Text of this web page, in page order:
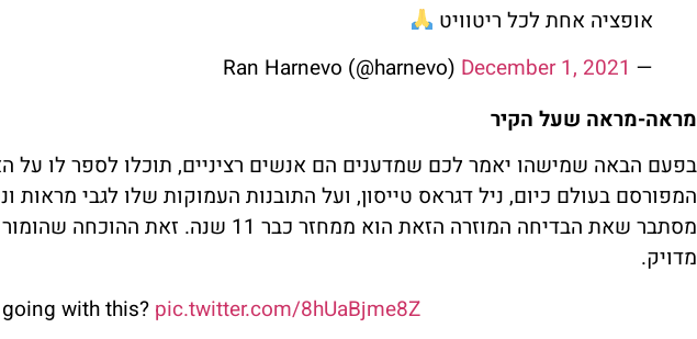
אופציה אחת לכל ריטוויט
— Ran Harnevo (@harnevo)
December 1, 2021
מראה-מראה שעל הקיר
בפעם הבאה שמישהו יאמר לכם שמדענים הם אנשים רציניים, תוכלו לספר לו על
המפורסם בעולם כיום, ניל דגראס טייסון, ועל התובנות העמוקות שלו לגבי מראות
מסתבר שאת הבדיחה המוזרה הזאת הוא ממחזר כבר 11 שנה.
מדויק.
with this? pic.twitter.com/8hUaBjme8Z